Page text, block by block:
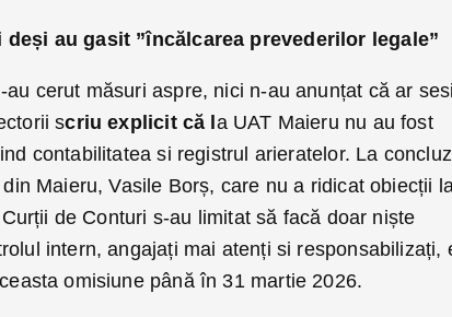
au gasit ”încălcarea prevederilor legale”
cerut măsuri aspre, nici n-au anunțat că ar
scriu explicit că l a UAT Maieru nu au fost
contabilitatea si registrul arieratelor. La
Maieru, Vasile Borș, care nu a ridicat obiecții
de Conturi s-au limitat să facă doar niște
intern, angajați mai atenți si responsabilizați,
omisiune până în 31 martie 2026.